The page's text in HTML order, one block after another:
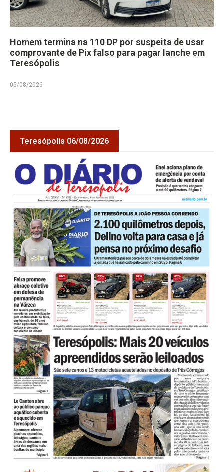
Homem termina na 110 DP por suspeita de usar
comprovante de Pix falso para pagar lanche em
Teresópolis
05/08/2026
Teresópolis 06/08/2026